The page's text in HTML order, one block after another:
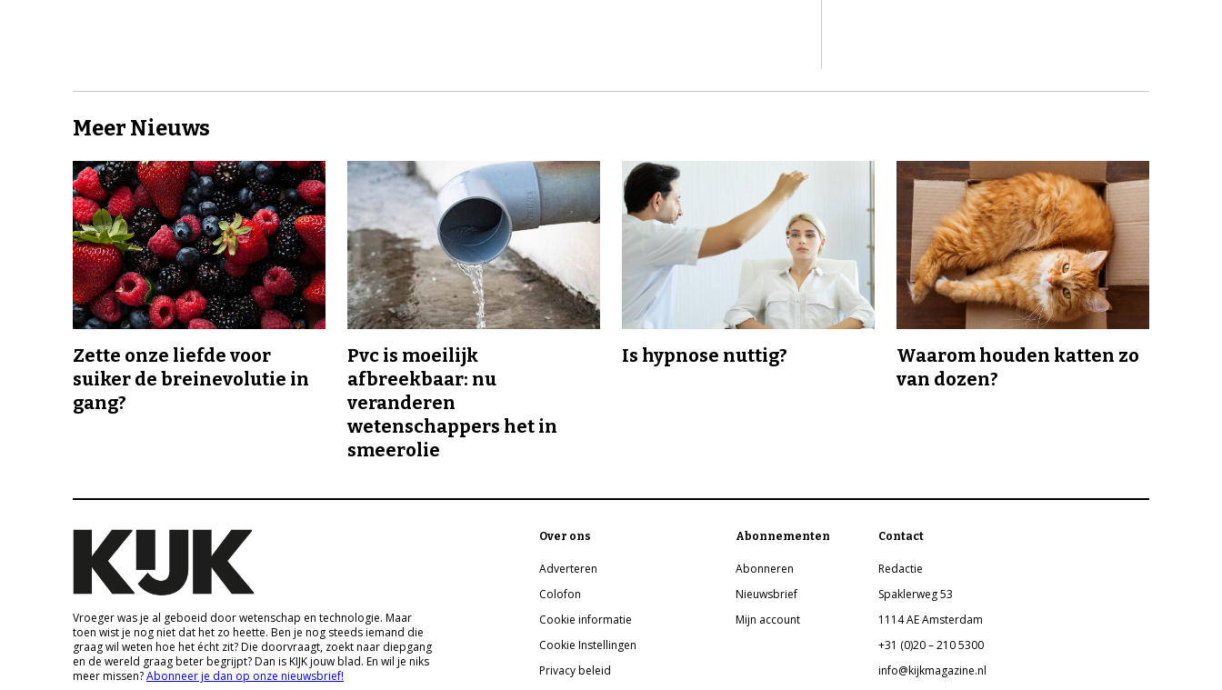
Meer Nieuws
Zette onze liefde voor
suiker de breinevolutie in
gang?
Pvc is moeilijk
afbreekbaar: nu
veranderen
wetenschappers het in
smeerolie
Is hypnose nuttig?
Waarom houden katten zo
van dozen?
Vroeger was je al geboeid door wetenschap en technologie. Maar
toen wist je nog niet dat het zo heette. Ben je nog steeds iemand die
graag wil weten hoe het écht zit? Die doorvraagt, zoekt naar diepgang
en de wereld graag beter begrijpt? Dan is KIJK jouw blad. En wil je niks
meer missen?Abonneer je dan op onze nieuwsbrief!
Over ons
Adverteren
Colofon
Cookie informatie
Cookie Instellingen
Privacy beleid
Abonnementen
Abonneren
Nieuwsbrief
Mijn account
Contact
Redactie
Spaklerweg 53
1114 AE Amsterdam
+31 (0)20 – 210 5300
info@kijkmagazine.nl